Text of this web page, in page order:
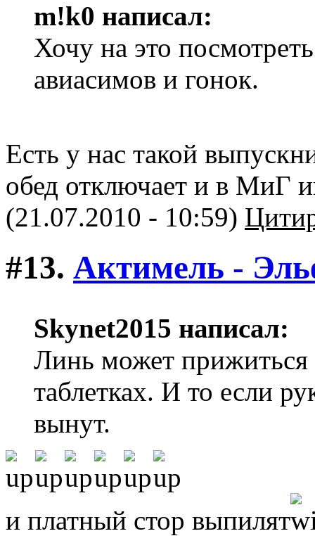
m!k0 написал:
Хочу на это
авиасимов и гонок.
Есть у нас такой
обед отключает и в МиГ
(21.07.2010 - 10:59)
#13. Актимель -
Skynet2015 написал:
Линь может прижиться
таблетках. И то если
вынут.
и платный стор выпилят